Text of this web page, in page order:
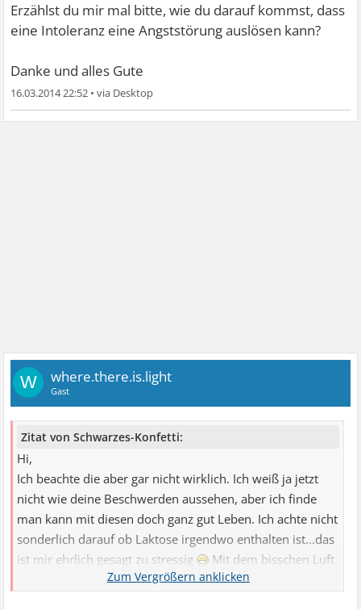
Erzählst du mir mal bitte, wie du darauf kommst, dass
eine Intoleranz eine Angststörung auslösen kann?
Danke und alles Gute
16.03.2014 22:52 •
W where.there.is.light
Gast
Zitat von Schwarzes-Konfetti:
Hi,
Ich beachte die aber gar nicht wirklich. Ich weiß ja jetzt
nicht wie deine Beschwerden aussehen, aber ich finde
man kann mit diesen doch ganz gut Leben. Ich achte nicht
sonderlich darauf ob Laktose irgendwo enthalten ist...das
ist mir ehrlich gesagt zu stressig
Mit dem bisschen Luft
im Bauch oder schlimmstenfalls Durchfall kann ich dann